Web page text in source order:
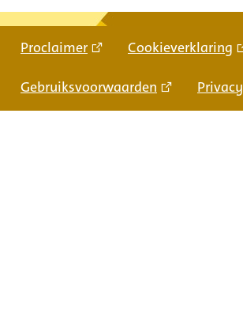
Proclaimer Cookieverklaring
Gebruiksvoorwaarden Privacy